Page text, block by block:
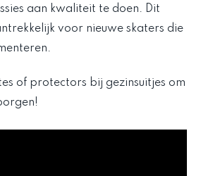
aan kwaliteit te doen. Dit
voor nieuwe skaters die
of protectors bij gezinsuitjes om